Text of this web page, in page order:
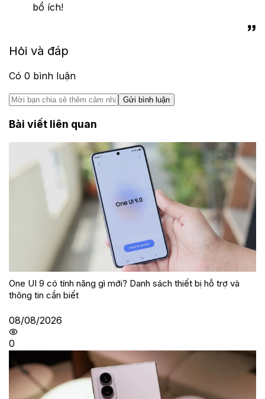
bổ ích!
Hỏi và đáp
Có 0 bình luận
Gửi bình luận
Bài viết liên quan
One UI 9 có tính năng gì mới? Danh sách thiết bị hỗ trợ và
thông tin cần biết
08/08/2026
0